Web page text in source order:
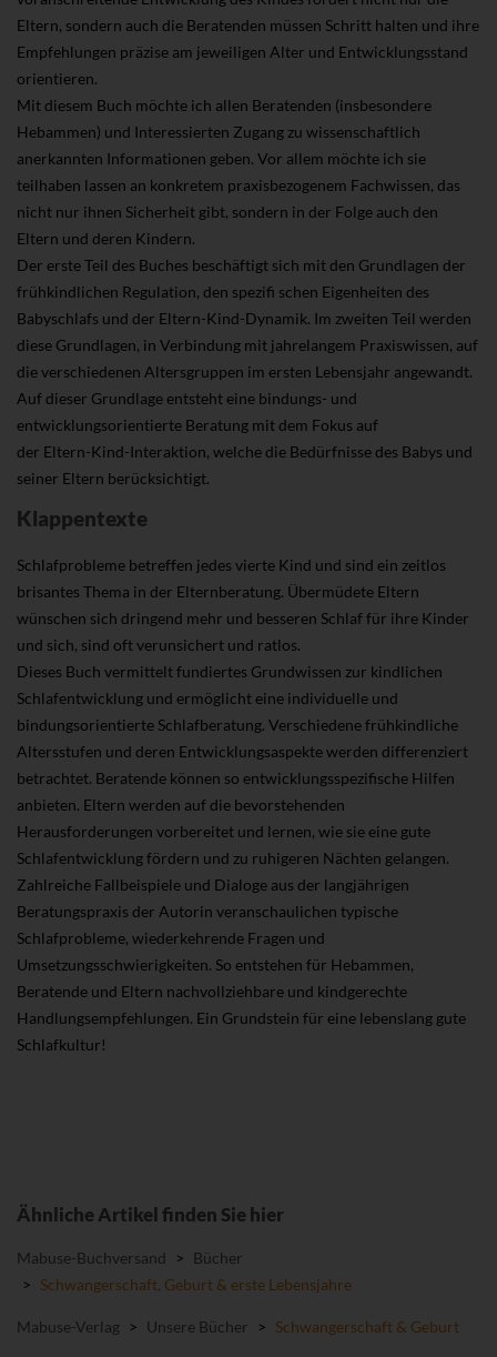
Eltern, sondern auch die Beratenden müssen Schritt halten und ihre
Empfehlungen präzise am jeweiligen Alter und Entwicklungsstand
orientieren.
Mit diesem Buch möchte ich allen Beratenden (insbesondere
Hebammen) und Interessierten Zugang zu wissenschaftlich
anerkannten Informationen geben. Vor allem möchte ich sie
teilhaben lassen an konkretem praxisbezogenem Fachwissen, das
nicht nur ihnen Sicherheit gibt, sondern in der Folge auch den
Eltern und deren Kindern.
Der erste Teil des Buches beschäftigt sich mit den Grundlagen der
frühkindlichen Regulation, den spezifi schen Eigenheiten des
Babyschlafs und der Eltern-Kind-Dynamik. Im zweiten Teil werden
diese Grundlagen, in Verbindung mit jahrelangem Praxiswissen, auf
die verschiedenen Altersgruppen im ersten Lebensjahr angewandt.
Auf dieser Grundlage entsteht eine bindungs- und
entwicklungsorientierte Beratung mit dem Fokus auf
der Eltern-Kind-Interaktion, welche die Bedürfnisse des Babys und
seiner Eltern berücksichtigt.
Klappentexte
Schlafprobleme betreffen jedes vierte Kind und sind ein zeitlos
brisantes Thema in der Elternberatung. Übermüdete Eltern
wünschen sich dringend mehr und besseren Schlaf für ihre Kinder
und sich, sind oft verunsichert und ratlos.
Dieses Buch vermittelt fundiertes Grundwissen zur kindlichen
Schlafentwicklung und ermöglicht eine individuelle und
bindungsorientierte Schlafberatung. Verschiedene frühkindliche
Altersstufen und deren Entwicklungsaspekte werden differenziert
betrachtet. Beratende können so entwicklungsspezifische Hilfen
anbieten. Eltern werden auf die bevorstehenden
Herausforderungen vorbereitet und lernen, wie sie eine gute
Schlafentwicklung fördern und zu ruhigeren Nächten gelangen.
Zahlreiche Fallbeispiele und Dialoge aus der langjährigen
Beratungspraxis der Autorin veranschaulichen typische
Schlafprobleme, wiederkehrende Fragen und
Umsetzungsschwierigkeiten. So entstehen für Hebammen,
Beratende und Eltern nachvollziehbare und kindgerechte
Handlungsempfehlungen. Ein Grundstein für eine lebenslang gute
Schlafkultur!
Ähnliche Artikel finden Sie hier
Mabuse-Buchversand > Bücher
> Schwangerschaft, Geburt & erste Lebensjahre
Mabuse-Verlag > Unsere Bücher > Schwangerschaft & Geburt